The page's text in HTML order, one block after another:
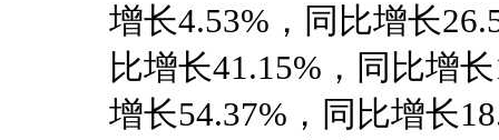
增长4.53%，同比增长
比增长41.15%，同比增
增长54.37%，同比增长